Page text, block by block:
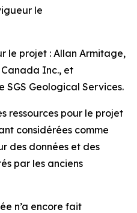
le
le projet : Allan Armitage,
Canada Inc., et
Geological Services.
ressources pour le projet
considérées comme
des données et des
par les anciens
n’a encore fait